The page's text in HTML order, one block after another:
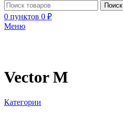
Поиск
0 пунктов 0 ₽
Меню
Vector M
Категории